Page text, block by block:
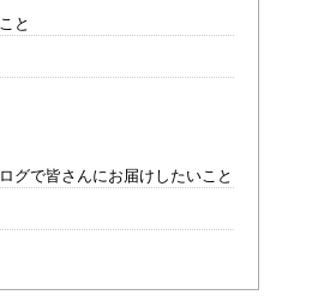
と
グで皆さんにお届けしたいこと